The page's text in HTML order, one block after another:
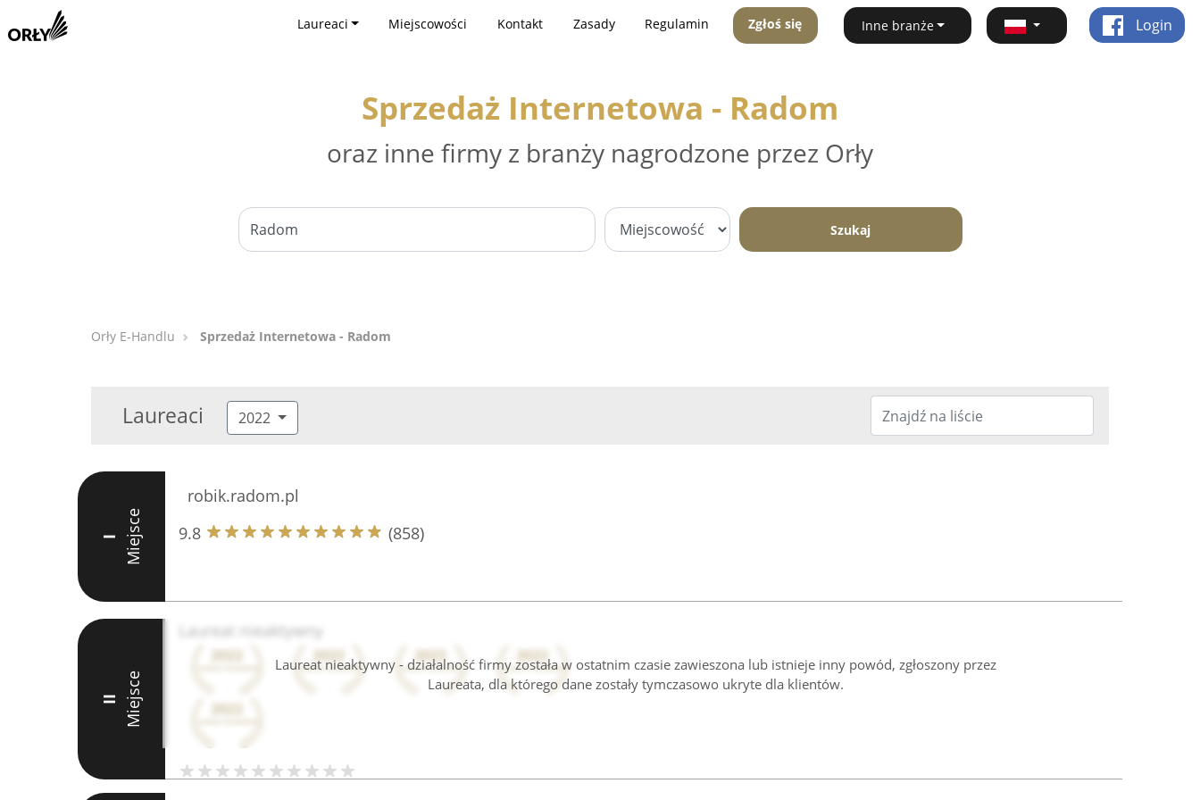
Laureaci Miejscowości Kontakt Zasady Regulamin Zgłoś się Inne branże Login
Sprzedaż Internetowa - Radom
oraz inne firmy z branży nagrodzone przez Orły
Szukaj
Orły E-Handlu Sprzedaż Internetowa - Radom
Laureaci 2022
I Miejsce
robik.radom.pl
9.8
(858)
Laureat nieaktywny - działalność firmy została w ostatnim czasie zawieszona lub istnieje inny powód, zgłoszony przez
Laureata, dla którego dane zostały tymczasowo ukryte dla klientów.
II Miejsce
Laureat nieaktywny